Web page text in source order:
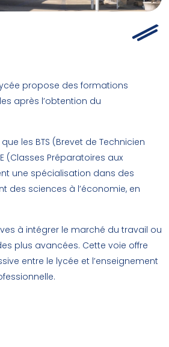
propose des formations
après l’obtention du
les BTS (Brevet de Technicien
(Classes Préparatoires aux
une spécialisation dans des
des sciences à l’économie, en
à intégrer le marché du travail ou
plus avancées. Cette voie offre
entre le lycée et l’enseignement